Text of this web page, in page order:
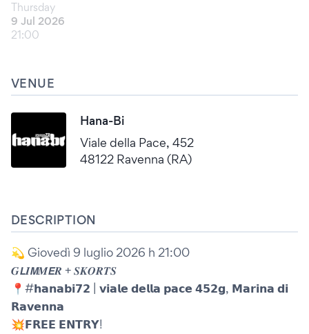
Thursday
9 Jul 2026
21:00
VENUE
Hana-Bi
Viale della Pace, 452
48122 Ravenna (RA)
DESCRIPTION
💫 Giovedì 9 luglio 2026 h 21:00
𝑮𝙇𝑰𝙈𝑴𝙀𝑹 + 𝑺𝑲𝑶𝑹𝑻𝑺
📍#𝗵𝗮𝗻𝗮𝗯𝗶𝟳𝟮 | 𝘃𝗶𝗮𝗹𝗲 𝗱𝗲𝗹𝗹𝗮 𝗽𝗮𝗰𝗲 𝟰𝟱𝟮𝗴, 𝗠𝗮𝗿𝗶𝗻𝗮 𝗱𝗶
𝗥𝗮𝘃𝗲𝗻𝗻𝗮
💥𝗙𝗥𝗘𝗘 𝗘𝗡𝗧𝗥𝗬!